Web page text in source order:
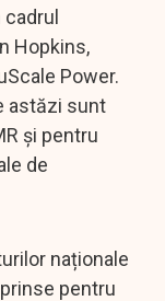
cadrul
Hopkins,
Power.
astăzi sunt
și pentru
de
naționale
pentru